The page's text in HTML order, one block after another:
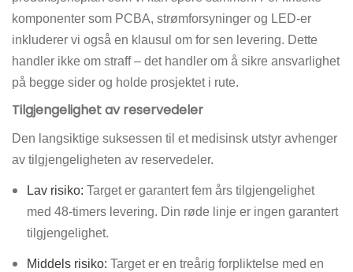
komponenter som PCBA, strømforsyninger og LED-er
inkluderer vi også en klausul om for sen levering. Dette
handler ikke om straff – det handler om å sikre ansvarlighet
på begge sider og holde prosjektet i rute.
Tilgjengelighet av reservedeler
Den langsiktige suksessen til et medisinsk utstyr avhenger
av tilgjengeligheten av reservedeler.
Lav risiko: Target er garantert fem års tilgjengelighet
med 48-timers levering. Din røde linje er ingen garantert
tilgjengelighet.
Middels risiko: Target er en treårig forpliktelse med en